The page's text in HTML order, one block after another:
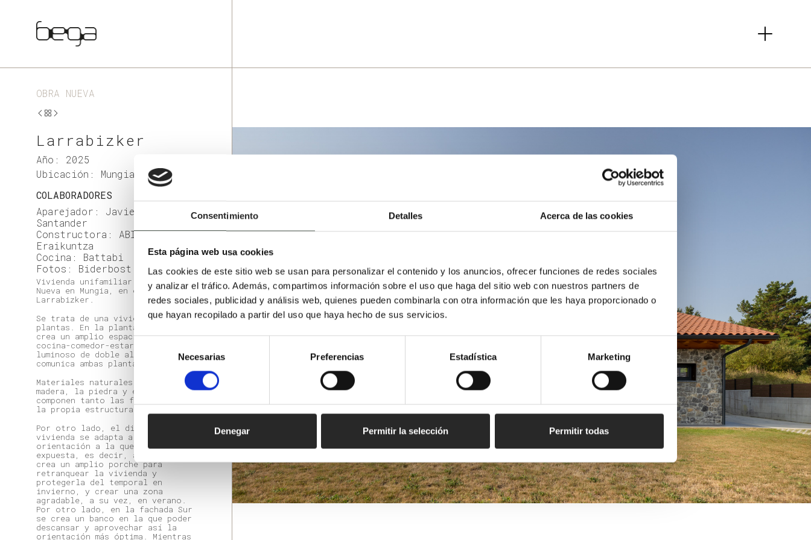
Consentimiento Detalles Acerca de las cookies
Esta página web usa cookies
Las cookies de este sitio web se usan para personalizar el contenido y los anuncios, ofrecer funciones de redes sociales
y analizar el tráfico. Además, compartimos información sobre el uso que haga del sitio web con nuestros partners de
redes sociales, publicidad y análisis web, quienes pueden combinarla con otra información que les haya proporcionado o
que hayan recopilado a partir del uso que haya hecho de sus servicios.
consentimiento
Necesarias Preferencias Estadística Marketing
Denegar Permitir la selección Permitir todas
OBRA NUEVA
Larrabizker
Año: 2025
Ubicación: Mungia
COLABORADORES
Aparejador: Javier
Santander
Constructora: ABI
Eraikuntza
Cocina: Battabi
Fotos: Biderbost
Vivienda unifamiliar de Obra
Nueva en Mungia, en el barrio
Larrabizker.
Se trata de una vivienda de dos
plantas. En la planta baja se
crea un amplio espacio de
cocina-comedor-estar abierto y
luminoso de doble altura, que
comunica ambas plantas.
Materiales naturales como la
madera, la piedra y el hierro
componen tanto las fachadas como
la propia estructura.
Por otro lado, el diseño de la
vivienda se adapta a la
orientación a la que está
expuesta, es decir, al Norte, se
crea un amplio porche para
retranquear la vivienda y
protegerla del temporal en
invierno, y crear una zona
agradable, a su vez, en verano.
Por otro lado, en la fachada Sur
se crea un banco en la que poder
descansar y aprovechar así la
orientación más óptima. Mientras